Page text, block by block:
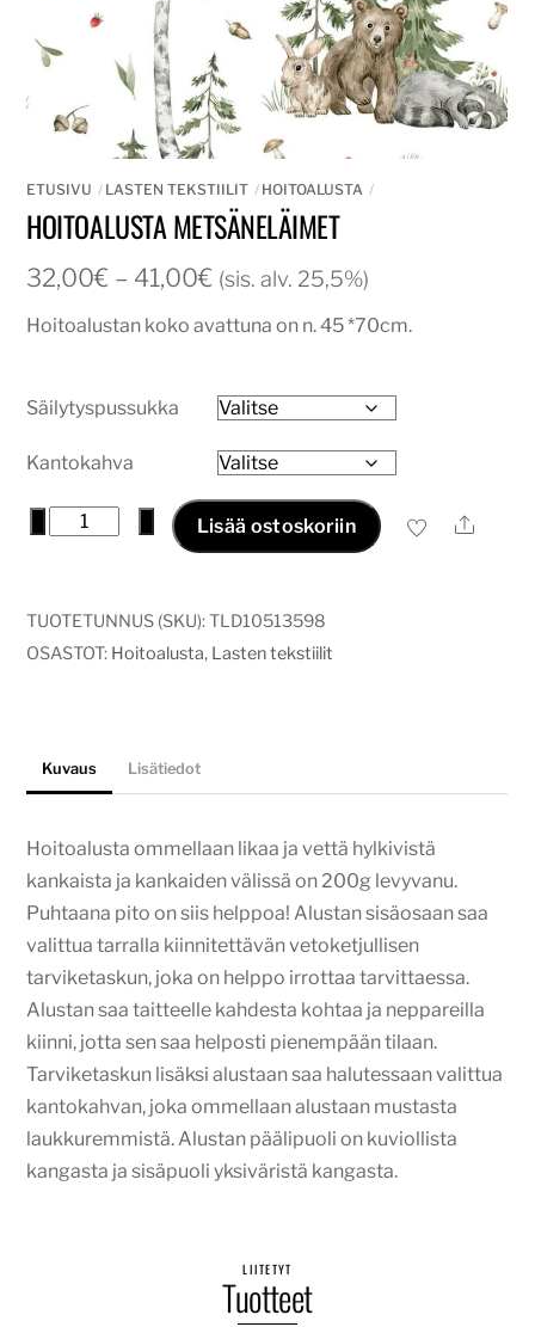
ETUSIVU LASTEN TEKSTIILIT HOITOALUSTA
HOITOALUSTA METSÄNELÄIMET
32,00€ – 41,00€ Hintaluokka:
-
(sis. alv. 25,5%)
Hoitoalustan koko avattuna on n. 45 *70cm.
Säilytyspussukka
Kantokahva
Hoitoalusta
Metsäneläimet
Lisää ostoskoriin Ale
TUOTETUNNUS (SKU):TLD10513598
OSASTOT: Hoitoalusta, Lasten tekstiilit
Kuvaus Lisätiedot
Hoitoalusta ommellaan likaa ja vettä hylkivistä
kankaista ja kankaiden välissä on 200g levyvanu.
Puhtaana pito on siis helppoa! Alustan sisäosaan saa
valittua tarralla kiinnitettävän vetoketjullisen
tarviketaskun, joka on helppo irrottaa tarvittaessa.
Alustan saa taitteelle kahdesta kohtaa ja neppareilla
kiinni, jotta sen saa helposti pienempään tilaan.
Tarviketaskun lisäksi alustaan saa halutessaan valittua
kantokahvan, joka ommellaan alustaan mustasta
laukkuremmistä. Alustan päälipuoli on kuviollista
kangasta ja sisäpuoli yksiväristä kangasta.
LIITETYT
Tuotteet